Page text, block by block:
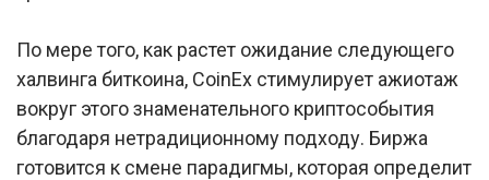
По мере того, как растет ожидание следующего
халвинга биткоина, CoinEx стимулирует ажиотаж
вокруг этого знаменательного криптособытия
благодаря нетрадиционному подходу. Биржа
готовится к смене парадигмы, которая определит